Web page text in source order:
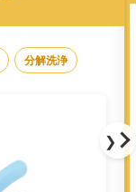
分解洗浄
❯